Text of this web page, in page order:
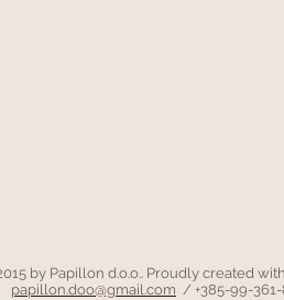
by Papillon d.o.o.. Proudly created with
papillon.doo@gmail.com / +385-99-